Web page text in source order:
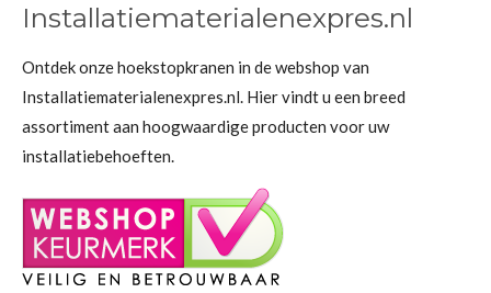
Installatiematerialenexpres.nl
Ontdek onze hoekstopkranen in de webshop van
Installatiematerialenexpres.nl. Hier vindt u een breed
assortiment aan hoogwaardige producten voor uw
installatiebehoeften.